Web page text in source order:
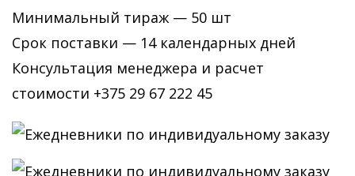
Минимальный тираж — 50 шт
Срок поставки — 14 календарных дней
Консультация менеджера и расчет
стоимости +375 29 67 222 45